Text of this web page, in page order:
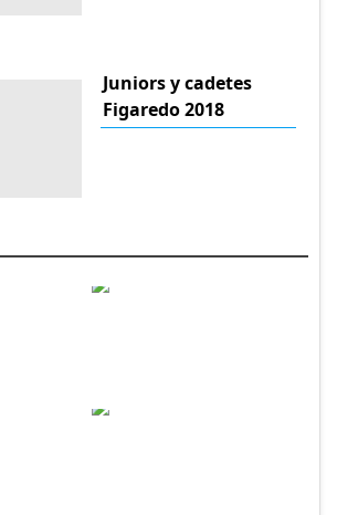
Juniors y cadetes
Figaredo 2018